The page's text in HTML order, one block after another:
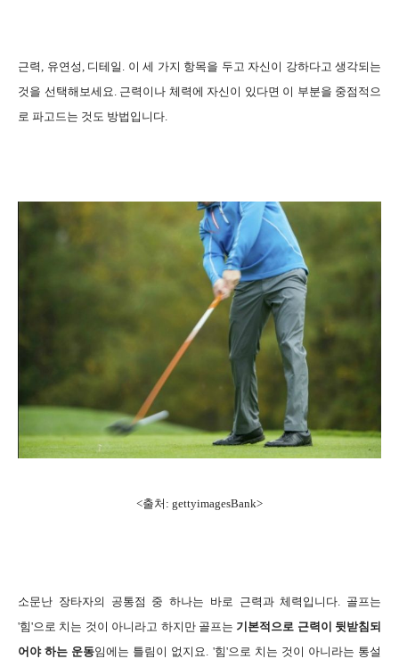
근력, 유연성, 디테일. 이 세 가지 항목을 두고 자신이 강하다고 생각되는
것을 선택해보세요. 근력이나 체력에 자신이 있다면 이 부분을 중점적으
로 파고드는 것도 방법입니다.
<출처: gettyimagesBank>
소문난 장타자의 공통점 중 하나는 바로 근력과 체력입니다. 골프는
'힘'으로 치는 것이 아니라고 하지만 골프는 기본적으로 근력이 뒷받침되
어야 하는 운동임에는 틀림이 없지요. '힘'으로 치는 것이 아니라는 통설